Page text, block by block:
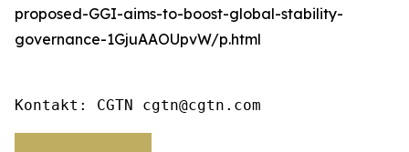
proposed-GGI-aims-to-boost-global-stability-
governance-1GjuAAOUpvW/p.html
Kontakt: CGTN cgtn@cgtn.com